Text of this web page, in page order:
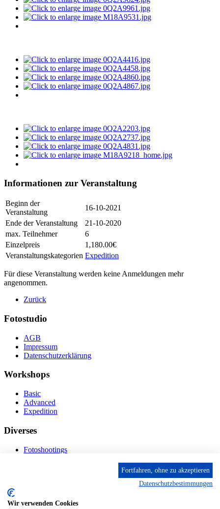
Informationen zur Veranstaltung
Beginn der
Veranstaltung
16-10-2021
Ende der Veranstaltung
21-10-2020
max. Teilnehmer
6
Einzelpreis
1,180.00€
Veranstaltungskategorien Expedition
Für diese Veranstaltung werden keine Anmeldungen mehr
angenommen.
Zurück
Fotostudio
AGB
Impressum
Datenschutzerklärung
Workshops
Basic
Advanced
Expedition
Diverses
Fotoshootings
Kontakt
Fröhnstr. 4-8, 66954 Pirmasens
Fortfahren, ohne zu akzeptieren
Datenschutzbestimmungen
Wir verwenden Cookies